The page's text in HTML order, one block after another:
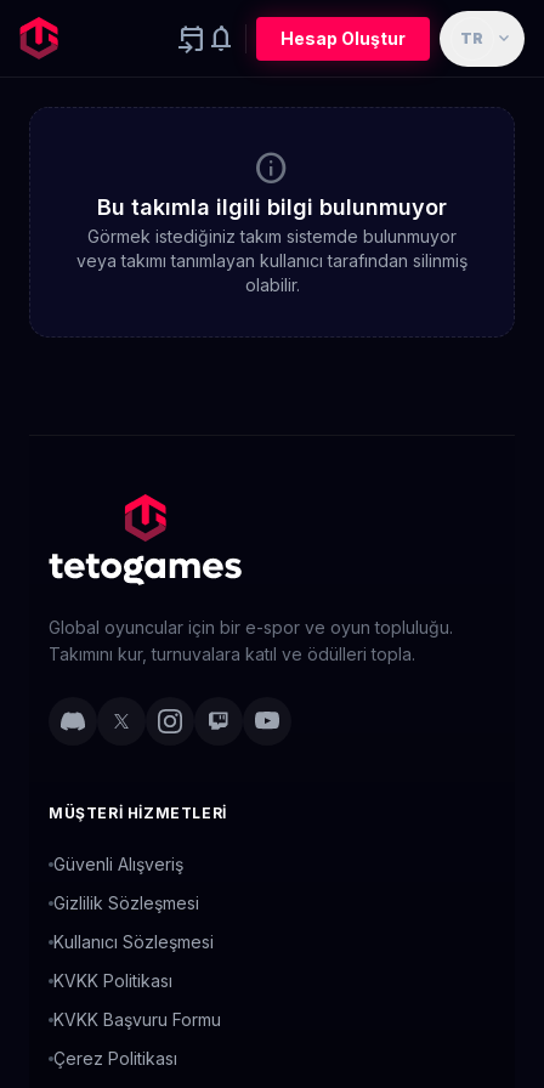
event_upcoming notifications Hesap Oluştur TR expand_more
info
Bu takımla ilgili bilgi bulunmuyor
Görmek istediğiniz takım sistemde bulunmuyor
veya takımı tanımlayan kullanıcı tarafından silinmiş
olabilir.
Global oyuncular için bir e-spor ve oyun topluluğu.
Takımını kur, turnuvalara katıl ve ödülleri topla.
MÜŞTERI HIZMETLERI
Güvenli Alışveriş
Gizlilik Sözleşmesi
Kullanıcı Sözleşmesi
KVKK Politikası
KVKK Başvuru Formu
Çerez Politikası